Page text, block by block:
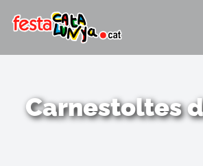
Carnestoltes